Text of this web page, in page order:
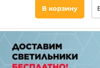
В корзину